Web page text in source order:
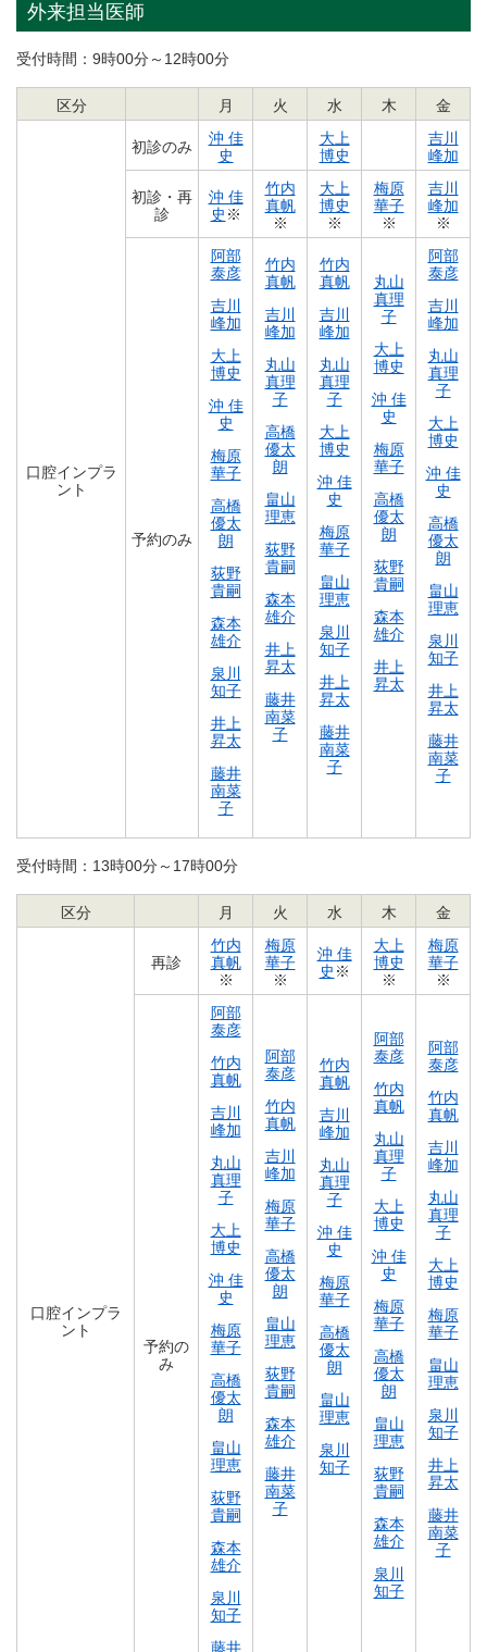
外来担当医師
受付時間：9時00分～12時00分
区分 月 火 水 木 金
口腔インプラ
ント
初診のみ
沖 佳
史
大上
博史
吉川
峰加
初診・再
診
沖 佳
史 ※
竹内
真帆
※
大上
博史
※
梅原
華子
※
吉川
峰加
※
予約のみ
阿部
泰彦
吉川
峰加
大上
博史
沖 佳
史
梅原
華子
高橋
優太
朗
荻野
貴嗣
森本
雄介
泉川
知子
井上
昇太
藤井
南菜
子
竹内
真帆
吉川
峰加
丸山
真理
子
高橋
優太
朗
畠山
理恵
荻野
貴嗣
森本
雄介
井上
昇太
藤井
南菜
子
竹内
真帆
吉川
峰加
丸山
真理
子
大上
博史
沖 佳
史
梅原
華子
畠山
理恵
泉川
知子
井上
昇太
藤井
南菜
子
丸山
真理
子
大上
博史
沖 佳
史
梅原
華子
高橋
優太
朗
荻野
貴嗣
森本
雄介
井上
昇太
阿部
泰彦
吉川
峰加
丸山
真理
子
大上
博史
沖 佳
史
高橋
優太
朗
畠山
理恵
泉川
知子
井上
昇太
藤井
南菜
子
受付時間：13時00分～17時00分
区分 月 火 水 木 金
口腔インプラ
ント
再診
竹内
真帆
※
梅原
華子
※
沖 佳
史 ※
大上
博史
※
梅原
華子
※
予約の
み
阿部
泰彦
竹内
真帆
吉川
峰加
丸山
真理
子
大上
博史
沖 佳
史
梅原
華子
高橋
優太
朗
畠山
理恵
荻野
貴嗣
森本
雄介
泉川
知子
藤井
阿部
泰彦
竹内
真帆
吉川
峰加
梅原
華子
高橋
優太
朗
畠山
理恵
荻野
貴嗣
森本
雄介
藤井
南菜
子
竹内
真帆
吉川
峰加
丸山
真理
子
沖 佳
史
梅原
華子
高橋
優太
朗
畠山
理恵
泉川
知子
阿部
泰彦
竹内
真帆
丸山
真理
子
大上
博史
沖 佳
史
梅原
華子
高橋
優太
朗
畠山
理恵
荻野
貴嗣
森本
雄介
泉川
知子
阿部
泰彦
竹内
真帆
吉川
峰加
丸山
真理
子
大上
博史
梅原
華子
畠山
理恵
泉川
知子
井上
昇太
藤井
南菜
子